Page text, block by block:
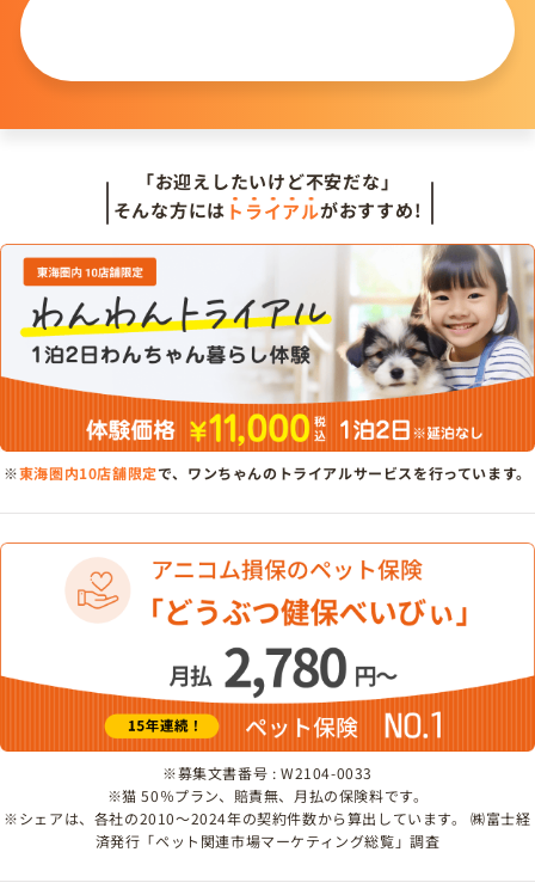
「お迎えしたいけど不安だな」
そんな方には トライアルがおすすめ!
※東海圏内10店舗限定で、ワンちゃんのトライアルサービスを行っています。
※募集文書番号 : W2104-0033
※猫 50％プラン、賠責無、月払の保険料です。
※シェアは、各社の2010～2024年の契約件数から算出しています。 ㈱富士経
済発行「ペット関連市場マーケティング総覧」調査